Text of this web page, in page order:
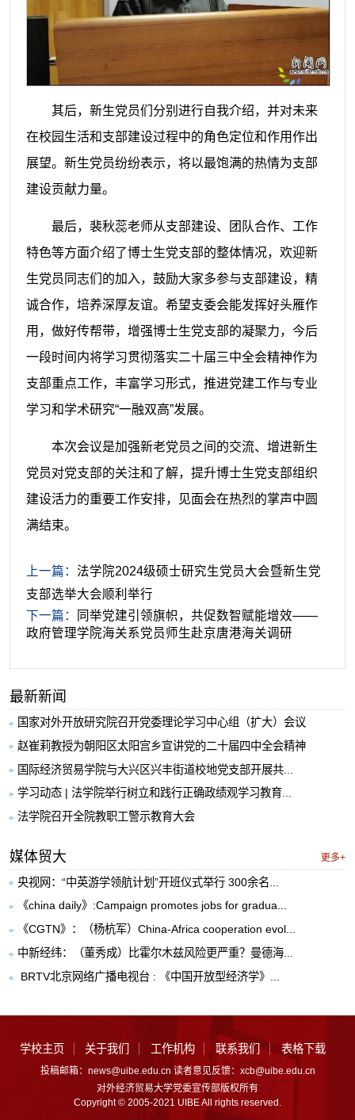
其后，新生党员们分别进行自我介绍，并对未来
在校园生活和支部建设过程中的角色定位和作用作出
展望。新生党员纷纷表示，将以最饱满的热情为支部
建设贡献力量。
最后，裴秋蕊老师从支部建设、团队合作、工作
特色等方面介绍了博士生党支部的整体情况，欢迎新
生党员同志们的加入，鼓励大家多参与支部建设，精
诚合作，培养深厚友谊。希望支委会能发挥好头雁作
用，做好传帮带，增强博士生党支部的凝聚力，今后
一段时间内将学习贯彻落实二十届三中全会精神作为
支部重点工作，丰富学习形式，推进党建工作与专业
学习和学术研究“一融双高”发展。
本次会议是加强新老党员之间的交流、增进新生
党员对党支部的关注和了解，提升博士生党支部组织
建设活力的重要工作安排，见面会在热烈的掌声中圆
满结束。
上一篇： 法学院2024级硕士研究生党员大会暨新生党
支部选举大会顺利举行
下一篇：
同举党建引领旗帜，共促数智赋能增效——
政府管理学院海关系党员师生赴京唐港海关调研
最新新闻
国家对外开放研究院召开党委理论学习中心组（扩大）会议
赵崔莉教授为朝阳区太阳宫乡宣讲党的二十届四中全会精神
国际经济贸易学院与大兴区兴丰街道校地党支部开展共...
学习动态 | 法学院举行树立和践行正确政绩观学习教育...
法学院召开全院教职工警示教育大会
媒体贸大 更多+
央视网：“中英游学领航计划”开班仪式举行 300余名...
《china daily》:Campaign promotes jobs for gradua...
《CGTN》：（杨杭军）China-Africa cooperation evol...
中新经纬：（董秀成）比霍尔木兹风险更严重？曼德海...
​ BRTV北京网络广播电视台 : 《中国开放型经济学》...
学校主页 关于我们 工作机构 联系我们 表格下载
投稿邮箱：news@uibe.edu.cn 读者意见反馈：xcb@uibe.edu.cn
对外经济贸易大学党委宣传部版权所有
Copyright © 2005-2021 UIBE All rights reserved.